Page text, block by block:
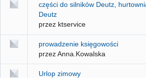
części do silników Deutz,
Deutz
przez ktservice
prowadzenie księgowości
przez Anna.Kowalska
Urlop zimowy